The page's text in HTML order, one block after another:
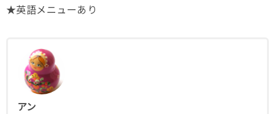
★英語メニューあり
アン